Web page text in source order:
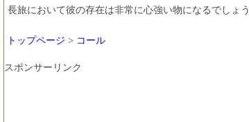
長旅において彼の存在は非常に心強い物になるでしょう
トップページ > コール
スポンサーリンク